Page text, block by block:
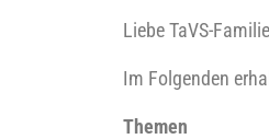
Lie­be TaVS-Fami­lie
Im Fol­gen­den
The­men